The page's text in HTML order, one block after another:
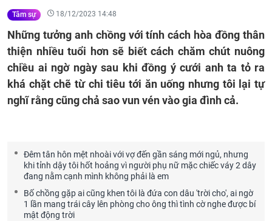
Tâm sự 18/12/2023 14:48
Những tưởng anh chồng với tính cách hòa đồng thân
thiện nhiều tuổi hơn sẽ biết cách chăm chút nuông
chiều ai ngờ ngày sau khi đồng ý cưới anh ta tỏ ra
khá chặt chẽ từ chi tiêu tới ăn uống nhưng tôi lại tự
nghĩ rằng cũng chả sao vun vén vào gia đình cả.
Đêm tân hôn mệt nhoài với vợ đến gần sáng mới ngủ, nhưng
khi tỉnh dậy tôi hốt hoảng vì người phụ nữ mặc chiếc váy 2 dây
đang nằm cạnh mình không phải là em
Bố chồng gặp ai cũng khen tôi là đứa con dâu 'trời cho', ai ngờ
1 lần mang trái cây lên phòng cho ông thì tình cờ nghe được bí
mật động trời